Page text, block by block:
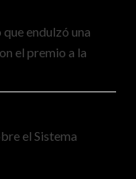
endulzó una
el premio a la
el Sistema